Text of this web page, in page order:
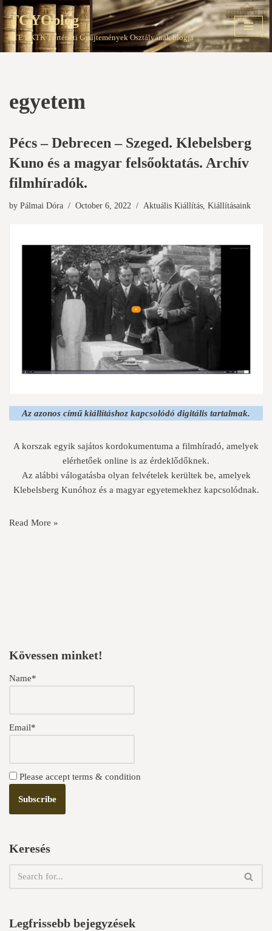
Skip
to
TGYOblog
PTE EKTK Történeti Gyűjtemények Osztályának blogja
egyetem
Pécs – Debrecen – Szeged. Klebelsberg
Kuno és a magyar felsőoktatás. Archív
filmhíradók.
by Pálmai Dóra October 6, 2022 Aktuális Kiállítás, Kiállításaink
Az azonos című kiállításhoz kapcsolódó digitális tartalmak.
A korszak egyik sajátos kordokumentuma a filmhíradó, amelyek
elérhetőek online is az érdeklődőknek.
Az alábbi válogatásba olyan felvételek kerültek be, amelyek
Klebelsberg Kunóhoz és a magyar egyetemekhez kapcsolódnak.
Read More »
Kövessen minket!
Name*
Email*
Please accept terms & condition
Keresés
Legfrissebb bejegyzések